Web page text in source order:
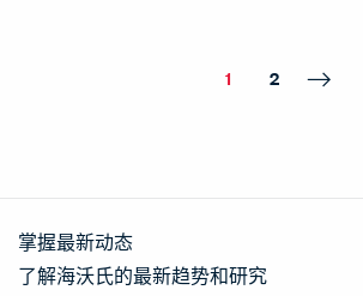
1 2
掌握最新动态
了解海沃氏的最新趋势和研究